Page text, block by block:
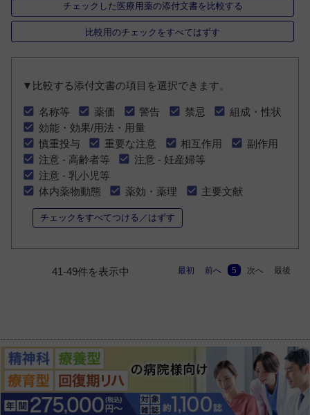
チェックした医療用薬の添付文書を比較する
比較用のチェックをすべてはずす
▼比較する添付文書の項目を選択できます。
名称等 薬価 警告 禁忌
組成・性状
効能・効果/用法・用量
慎重投与
重要な注意 相互作用
副作用
注意 - 高齢者等
注意 - 妊産婦等
注意 - 乳小児等
体内薬物動態
薬効・薬理 主要文献
チェックをすべてつける／はずす
41-49件を表示中 最初 前へ 5 次へ 最後